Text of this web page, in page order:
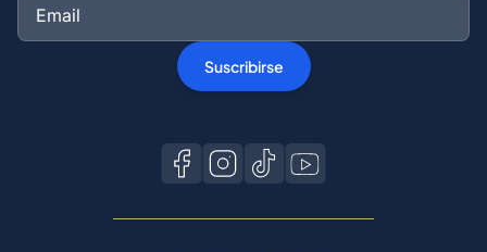
Suscribirse